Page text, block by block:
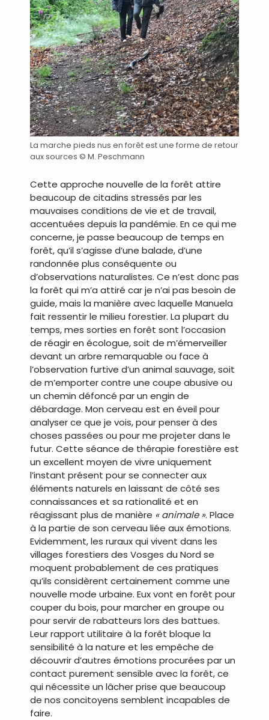
La marche pieds nus en forêt est une forme de retour
aux sources © M. Peschmann
Cette approche nouvelle de la forêt attire
beaucoup de citadins stressés par les
mauvaises conditions de vie et de travail,
accentuées depuis la pandémie. En ce qui me
concerne, je passe beaucoup de temps en
forêt, qu’il s’agisse d’une balade, d’une
randonnée plus conséquente ou
d’observations naturalistes. Ce n’est donc pas
la forêt qui m’a attiré car je n’ai pas besoin de
guide, mais la manière avec laquelle Manuela
fait ressentir le milieu forestier. La plupart du
temps, mes sorties en forêt sont l’occasion
de réagir en écologue, soit de m’émerveiller
devant un arbre remarquable ou face à
l’observation furtive d’un animal sauvage, soit
de m’emporter contre une coupe abusive ou
un chemin défoncé par un engin de
débardage. Mon cerveau est en éveil pour
analyser ce que je vois, pour penser à des
choses passées ou pour me projeter dans le
futur. Cette séance de thérapie forestière est
un excellent moyen de vivre uniquement
l’instant présent pour se connecter aux
éléments naturels en laissant de côté ses
connaissances et sa rationalité et en
réagissant plus de manière « animale ». Place
à la partie de son cerveau liée aux émotions.
Evidemment, les ruraux qui vivent dans les
villages forestiers des Vosges du Nord se
moquent probablement de ces pratiques
qu’ils considèrent certainement comme une
nouvelle mode urbaine. Eux vont en forêt pour
couper du bois, pour marcher en groupe ou
pour servir de rabatteurs lors des battues.
Leur rapport utilitaire à la forêt bloque la
sensibilité à la nature et les empêche de
découvrir d’autres émotions procurées par un
contact purement sensible avec la forêt, ce
qui nécessite un lâcher prise que beaucoup
de nos concitoyens semblent incapables de
faire.